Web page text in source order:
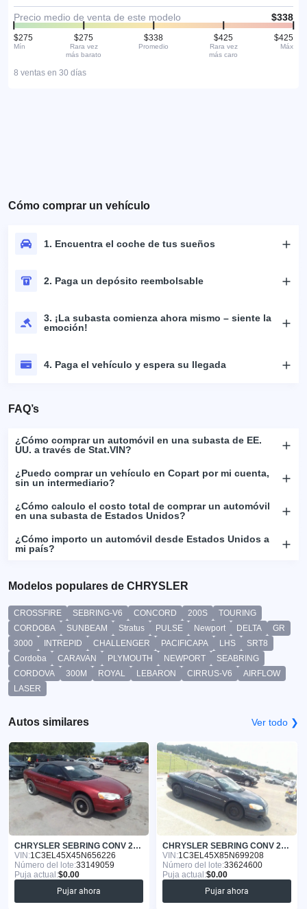
Precio medio de venta de este modelo $338
$275
Mín
$275
Rara vez
más barato
$338
Promedio
$425
Rara vez
más caro
$425
Máx
8 ventas en 30 días
Cómo comprar un vehículo
1. Encuentra el coche de tus sueños
2. Paga un depósito reembolsable
3. ¡La subasta comienza ahora mismo – siente la
emoción!
4. Paga el vehículo y espera su llegada
FAQ’s
¿Cómo comprar un automóvil en una subasta de EE.
UU. a través de Stat.VIN?
¿Puedo comprar un vehículo en Copart por mi cuenta,
sin un intermediario?
¿Cómo calculo el costo total de comprar un automóvil
en una subasta de Estados Unidos?
¿Cómo importo un automóvil desde Estados Unidos a
mi país?
Modelos populares de CHRYSLER
CROSSFIRE SEBRING-V6 CONCORD 200S
TOURING
CORDOBA
SUNBEAM Stratus PULSE Newport DELTA
GR
3000
INTREPID CHALLENGER PACIFICAPA LHS
SRT8
Cordoba
CARAVAN PLYMOUTH NEWPORT
SEABRING
CORDOVA
300M ROYAL LEBARON CIRRUS-V6
AIRFLOW
LASER
Autos similares Ver todo ❯
CHRYSLER SEBRING CONV 2005
VIN:1C3EL45X45N656226
Número del lote:33149059
Puja actual:$0.00
Pujar ahora
CHRYSLER SEBRING CONV 2005
VIN:1C3EL45X85N699208
Número del lote:33624600
Puja actual:$0.00
Pujar ahora